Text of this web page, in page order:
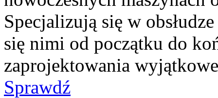
Specjalizują się w
się nimi od początku do
zaprojektowania
Sprawdź